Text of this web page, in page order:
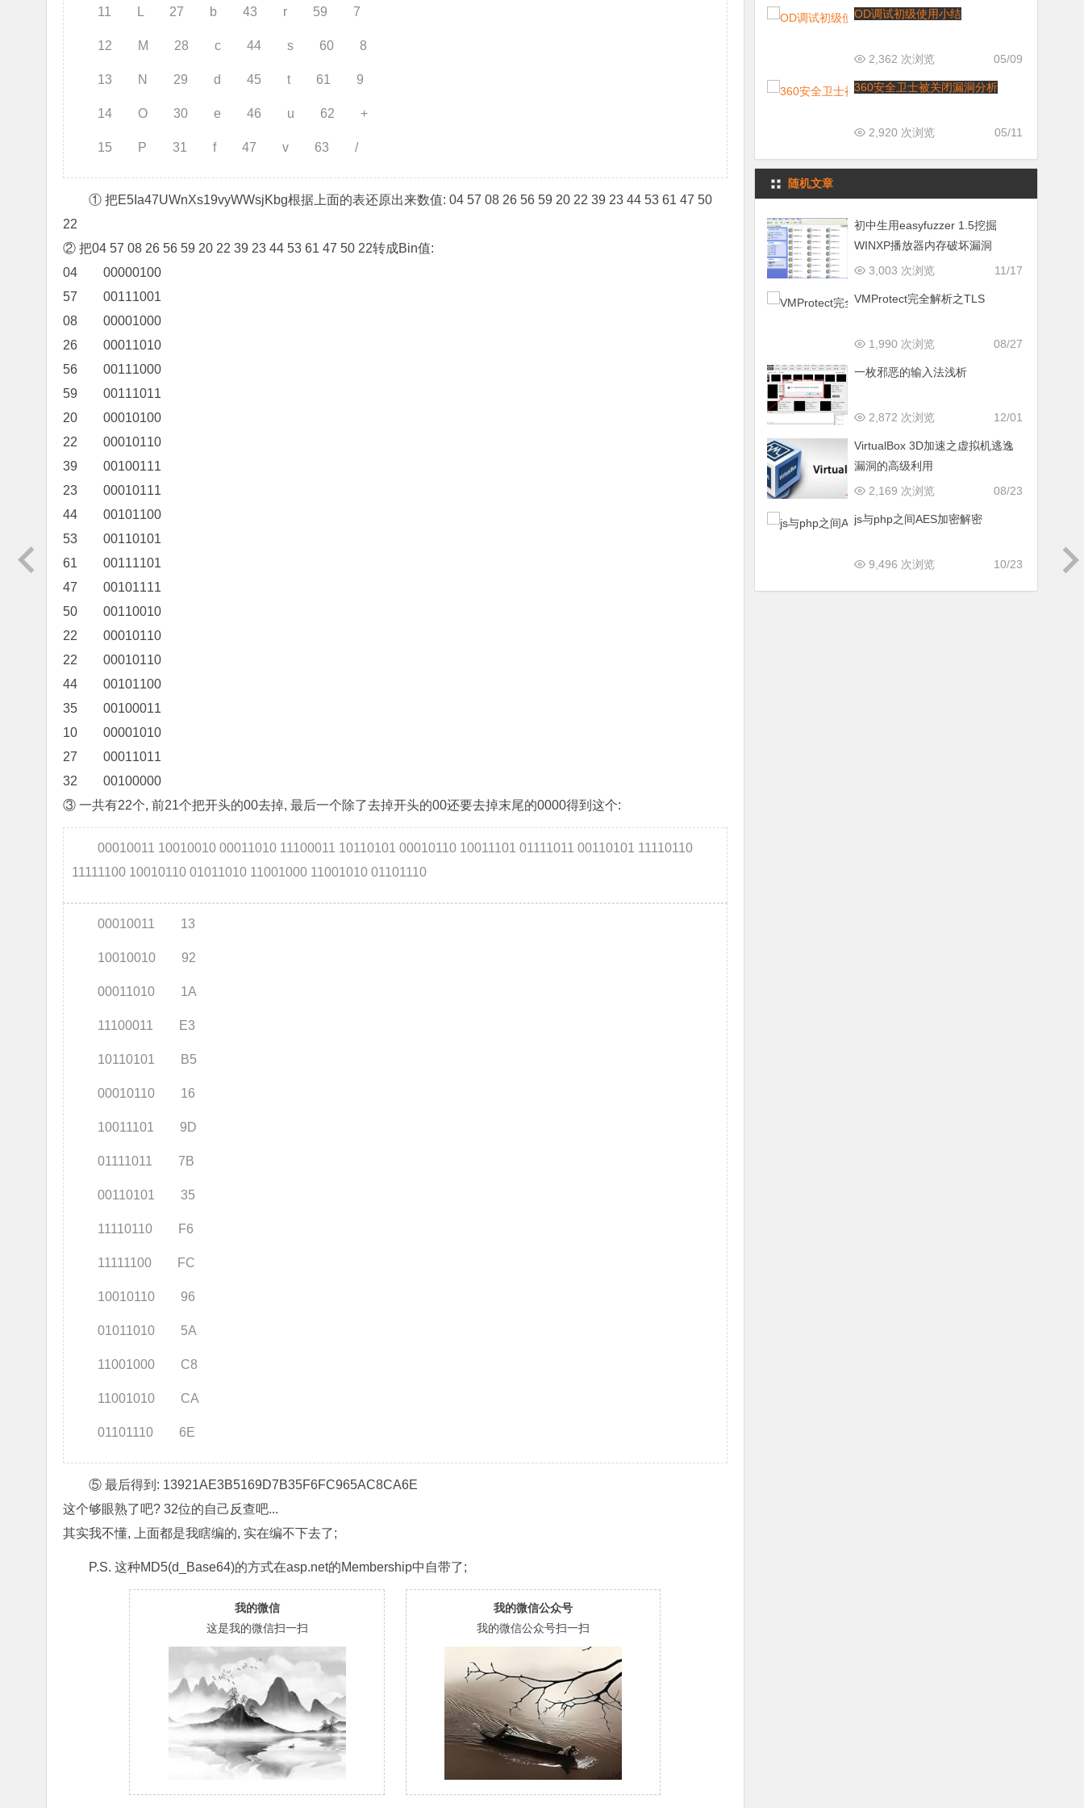
11 L 27 b 43 r 59 7
12 M 28 c 44 s 60 8
13 N 29 d 45 t 61 9
14 O 30 e 46 u 62 +
15 P 31 f 47 v 63 /
① 把E5Ia47UWnXs19vyWWsjKbg根据上面的表还原出来数值: 04 57 08 26 56 59 20 22 39 23 44 53 61 47 50
22
② 把04 57 08 26 56 59 20 22 39 23 44 53 61 47 50 22转成Bin值:
04 00000100
57 00111001
08 00001000
26 00011010
56 00111000
59 00111011
20 00010100
22 00010110
39 00100111
23 00010111
44 00101100
53 00110101
61 00111101
47 00101111
50 00110010
22 00010110
22 00010110
44 00101100
35 00100011
10 00001010
27 00011011
32 00100000
③ 一共有22个, 前21个把开头的00去掉, 最后一个除了去掉开头的00还要去掉末尾的0000得到这个:
00010011 10010010 00011010 11100011 10110101 00010110 10011101 01111011 00110101 11110110
11111100 10010110 01011010 11001000 11001010 01101110
00010011 13
10010010 92
00011010 1A
11100011 E3
10110101 B5
00010110 16
10011101 9D
01111011 7B
00110101 35
11110110 F6
11111100 FC
10010110 96
01011010 5A
11001000 C8
11001010 CA
01101110 6E
⑤ 最后得到: 13921AE3B5169D7B35F6FC965AC8CA6E
这个够眼熟了吧? 32位的自己反查吧...
其实我不懂, 上面都是我瞎编的, 实在编不下去了;
P.S. 这种MD5(d_Base64)的方式在asp.net的Membership中自带了;
我的微信
这是我的微信扫一扫
我的微信公众号
我的微信公众号扫一扫
OD调试初级使用小结
05/09
2,362 次浏览
360安全卫士被关闭漏洞分析
05/11
2,920 次浏览
随机文章
初中生用easyfuzzer 1.5挖掘
WINXP播放器内存破坏漏洞
11/17
3,003 次浏览
VMProtect完全解析之TLS
08/27
1,990 次浏览
一枚邪恶的输入法浅析
12/01
2,872 次浏览
VirtualBox 3D加速之虚拟机逃逸
漏洞的高级利用
08/23
2,169 次浏览
js与php之间AES加密解密
10/23
9,496 次浏览